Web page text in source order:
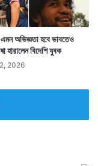
আগে কেউ বানাতে
চলছে পুরোদমে।
করেই লিখেছেন এক
অভিজ্ঞতা হবে ভাবতেও
হারালেন বিদেশি যুবক
2026